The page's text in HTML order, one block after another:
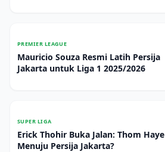
PREMIER LEAGUE
Mauricio Souza Resmi Latih Persija
Jakarta untuk Liga 1 2025/2026
SUPER LIGA
Erick Thohir Buka Jalan: Thom Haye
Menuju Persija Jakarta?